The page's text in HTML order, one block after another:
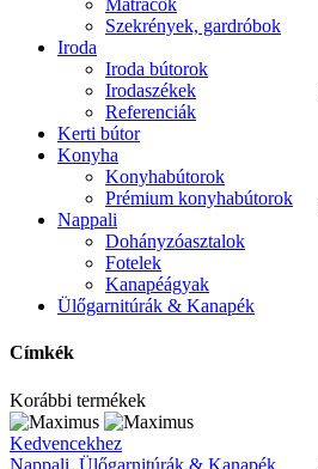
Matracok
Szekrények, gardróbok
Iroda
Iroda bútorok
Irodaszékek
Referenciák
Kerti bútor
Konyha
Konyhabútorok
Prémium konyhabútorok
Nappali
Dohányzóasztalok
Fotelek
Kanapéágyak
Ülőgarnitúrák & Kanapék
Címkék
Korábbi termékek
Maximus
Kedvencekhez
Nappali, Ülőgarnitúrák & Kanapék